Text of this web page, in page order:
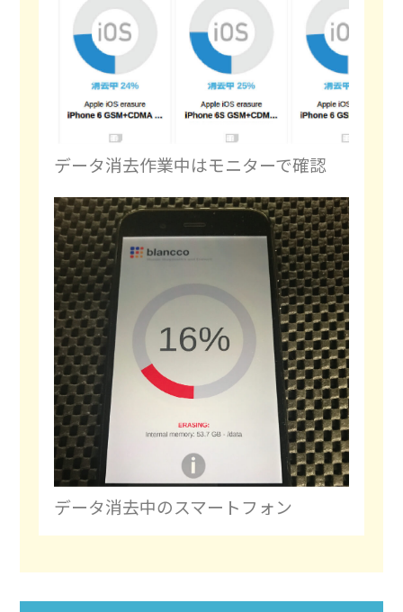
データ消去作業中はモニターで確認
データ消去中のスマートフォン